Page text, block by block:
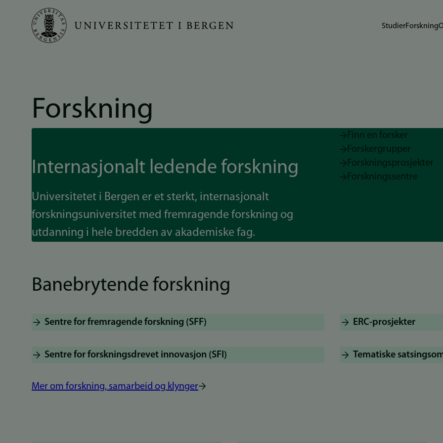
Hopp
StudierForskning
Forskning
Internasjonalt ledende forskning
Universitetet i Bergen er et sterkt, internasjonalt
forskningsuniversitet med fremragende forskning og
utdanning i hele bredden av akademiske fag.
Finn en forsker
Forskergrupper
Forskningsprosjekter
Forskningssentre
Banebrytende forskning
Sentre for fremragende forskning (SFF) ERC-prosjekter
Sentre for forskningsdrevet innovasjon (SFI) Tematiske
Mer om forskning, samarbeid og klynger